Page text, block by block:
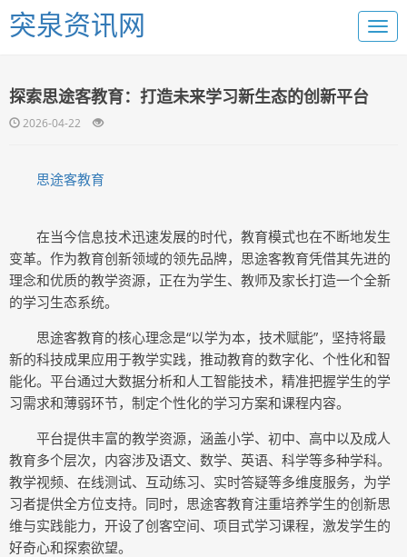
突泉资讯网
探索思途客教育：打造未来学习新生态的创新平台
2026-04-22
思途客教育
在当今信息技术迅速发展的时代，教育模式也在不断地发生
变革。作为教育创新领域的领先品牌，思途客教育凭借其先进的
理念和优质的教学资源，正在为学生、教师及家长打造一个全新
的学习生态系统。
思途客教育的核心理念是“以学为本，技术赋能”，坚持将最
新的科技成果应用于教学实践，推动教育的数字化、个性化和智
能化。平台通过大数据分析和人工智能技术，精准把握学生的学
习需求和薄弱环节，制定个性化的学习方案和课程内容。
平台提供丰富的教学资源，涵盖小学、初中、高中以及成人
教育多个层次，内容涉及语文、数学、英语、科学等多种学科。
教学视频、在线测试、互动练习、实时答疑等多维度服务，为学
习者提供全方位支持。同时，思途客教育注重培养学生的创新思
维与实践能力，开设了创客空间、项目式学习课程，激发学生的
好奇心和探索欲望。